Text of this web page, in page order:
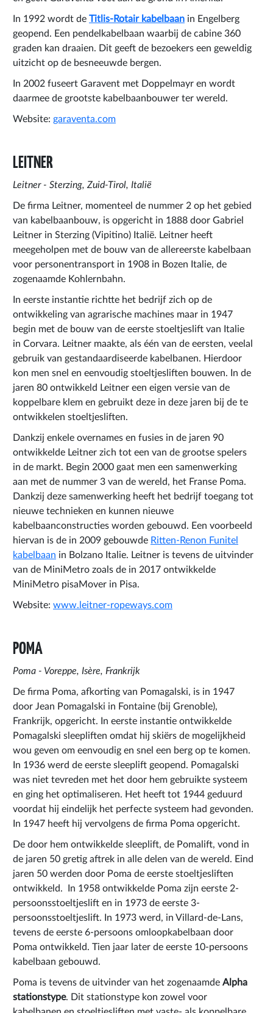
In 1992 wordt de Titlis-Rotair kabelbaan in Engelberg
geopend. Een pendelkabelbaan waarbij de cabine 360
graden kan draaien. Dit geeft de bezoekers een geweldig
uitzicht op de besneeuwde bergen.
In 2002 fuseert Garavent met Doppelmayr en wordt
daarmee de grootste kabelbaanbouwer ter wereld.
Website: garaventa.com
LEITNER
Leitner - Sterzing, Zuid-Tirol, Italië
De firma Leitner, momenteel de nummer 2 op het gebied
van kabelbaanbouw, is opgericht in 1888 door Gabriel
Leitner in Sterzing (Vipitino) Italië. Leitner heeft
meegeholpen met de bouw van de allereerste kabelbaan
voor personentransport in 1908 in Bozen Italie, de
zogenaamde Kohlernbahn.
In eerste instantie richtte het bedrijf zich op de
ontwikkeling van agrarische machines maar in 1947
begin met de bouw van de eerste stoeltjeslift van Italie
in Corvara. Leitner maakte, als één van de eersten, veelal
gebruik van gestandaardiseerde kabelbanen. Hierdoor
kon men snel en eenvoudig stoeltjesliften bouwen. In de
jaren 80 ontwikkeld Leitner een eigen versie van de
koppelbare klem en gebruikt deze in deze jaren bij de te
ontwikkelen stoeltjesliften.
Dankzij enkele overnames en fusies in de jaren 90
ontwikkelde Leitner zich tot een van de grootse spelers
in de markt. Begin 2000 gaat men een samenwerking
aan met de nummer 3 van de wereld, het Franse Poma.
Dankzij deze samenwerking heeft het bedrijf toegang tot
nieuwe technieken en kunnen nieuwe
kabelbaanconstructies worden gebouwd. Een voorbeeld
hiervan is de in 2009 gebouwde Ritten-Renon Funitel
kabelbaan in Bolzano Italie. Leitner is tevens de uitvinder
van de MiniMetro zoals de in 2017 ontwikkelde
MiniMetro pisaMover in Pisa.
Website: www.leitner-ropeways.com
POMA
Poma - Voreppe, Isère, Frankrijk
De firma Poma, afkorting van Pomagalski, is in 1947
door Jean Pomagalski in Fontaine (bij Grenoble),
Frankrijk, opgericht. In eerste instantie ontwikkelde
Pomagalski sleepliften omdat hij skiërs de mogelijkheid
wou geven om eenvoudig en snel een berg op te komen.
In 1936 werd de eerste sleeplift geopend. Pomagalski
was niet tevreden met het door hem gebruikte systeem
en ging het optimaliseren. Het heeft tot 1944 geduurd
voordat hij eindelijk het perfecte systeem had gevonden.
In 1947 heeft hij vervolgens de firma Poma opgericht.
De door hem ontwikkelde sleeplift, de Pomalift, vond in
de jaren 50 gretig aftrek in alle delen van de wereld. Eind
jaren 50 werden door Poma de eerste stoeltjesliften
ontwikkeld. In 1958 ontwikkelde Poma zijn eerste 2-
persoonsstoeltjeslift en in 1973 de eerste 3-
persoonsstoeltjeslift. In 1973 werd, in Villard-de-Lans,
tevens de eerste 6-persoons omloopkabelbaan door
Poma ontwikkeld. Tien jaar later de eerste 10-persoons
kabelbaan gebouwd.
Poma is tevens de uitvinder van het zogenaamde Alpha
stationstype. Dit stationstype kon zowel voor